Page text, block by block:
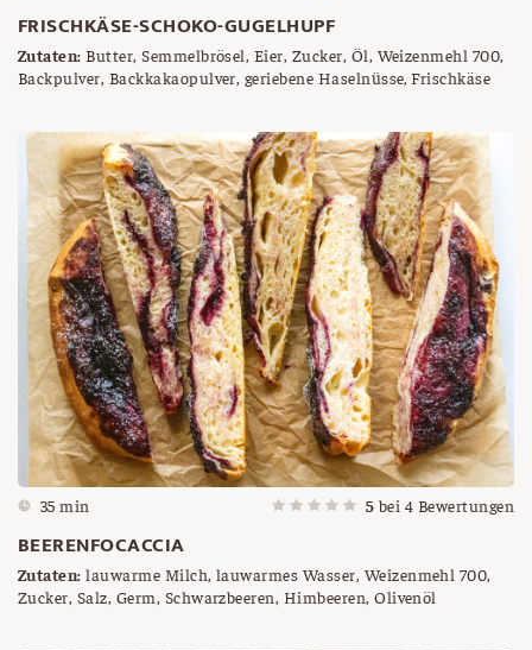
FRISCHKÄSE-SCHOKO-GUGELHUPF
Zutaten: Butter, Semmelbrösel, Eier, Zucker, Öl, Weizenmehl 700,
Backpulver, Backkakaopulver, geriebene Haselnüsse, Frischkäse
35 min 5 bei 4 Bewertungen
BEERENFOCACCIA
Zutaten: lauwarme Milch, lauwarmes Wasser, Weizenmehl 700,
Zucker, Salz, Germ, Schwarzbeeren, Himbeeren, Olivenöl